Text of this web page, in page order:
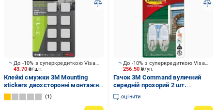
43.70₴/шт.
До -10% з суперкредиткою Visa Вигода
Клейкі смужки 3M Mounting
stickers двохсторонні монтажні
8 шт.
1
256.50₴/уп.
До -10% з суперкредиткою Visa Вигода
Гачок 3M Command вуличний
середній прозорий 2 шт.
17091CLR-AW
оцінити